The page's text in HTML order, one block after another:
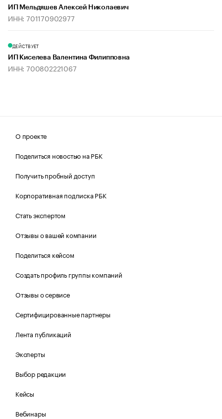
ИП Мельдяшев Алексей Николаевич
ИНН: 701170902977
ДЕЙСТВУЕТ
ИП Киселева Валентина Филипповна
ИНН: 700802221067
О проекте
Поделиться новостью на РБК
Получить пробный доступ
Корпоративная подписка РБК
Стать экспертом
Отзывы о вашей компании
Поделиться кейсом
Создать профиль группы компаний
Отзывы о сервисе
Сертифицированные партнеры
Лента публикаций
Эксперты
Выбор редакции
Кейсы
Вебинары